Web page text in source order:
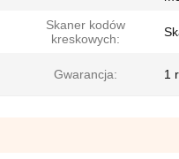
Skaner kodów
kreskowych:
Gwarancja: 1